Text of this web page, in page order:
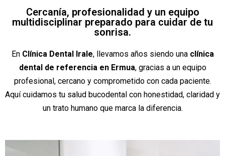
Cercanía, profesionalidad y un equipo
multidisciplinar preparado para cuidar de tu
sonrisa.
En Clínica Dental Irale, llevamos años siendo una clínica
dental de referencia en Ermua, gracias a un equipo
profesional, cercano y comprometido con cada paciente.
Aquí cuidamos tu salud bucodental con honestidad, claridad y
un trato humano que marca la diferencia.